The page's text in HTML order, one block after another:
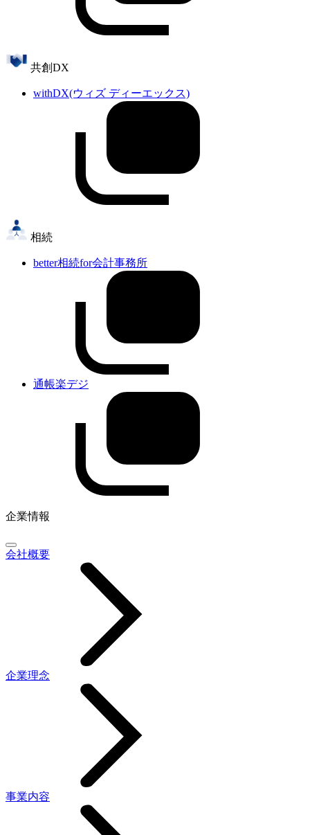
共創DX
withDX(ウィズ ディーエックス)
相続
better相続for会計事務所
通帳楽デジ
企業情報
会社概要
企業理念
事業内容